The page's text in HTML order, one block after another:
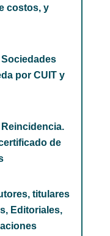
costos, y
por CUIT y
de
titulares
Editoriales,